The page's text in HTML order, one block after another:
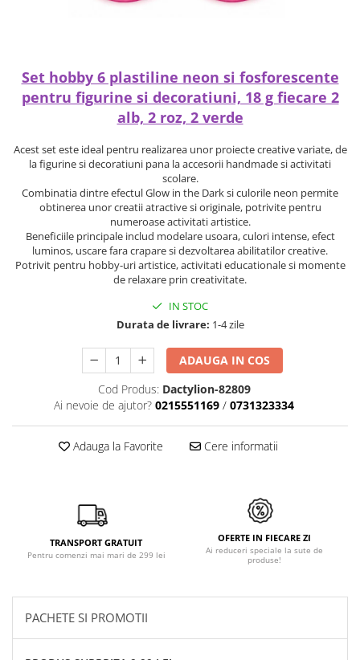
Set hobby 6 plastiline neon si fosforescente
pentru figurine si decoratiuni, 18 g fiecare 2
alb, 2 roz, 2 verde
Acest set este ideal pentru realizarea unor proiecte creative variate, de
la figurine si decoratiuni pana la accesorii handmade si activitati
scolare.
Combinatia dintre efectul Glow in the Dark si culorile neon permite
obtinerea unor creatii atractive si originale, potrivite pentru
numeroase activitati artistice.
Beneficiile principale includ modelare usoara, culori intense, efect
luminos, uscare fara crapare si dezvoltarea abilitatilor creative.
Potrivit pentru hobby-uri artistice, activitati educationale si momente
de relaxare prin creativitate.
IN STOC
Durata de livrare: 1-4 zile
ADAUGA IN COS
Cod Produs: Dactylion-82809
Ai nevoie de ajutor? 0215551169 / 0731323334
Adauga la Favorite Cere informatii
TRANSPORT GRATUIT
Pentru comenzi mai mari de 299 lei
OFERTE IN FIECARE ZI
Ai reduceri speciale la sute de
produse!
PACHETE SI PROMOTII